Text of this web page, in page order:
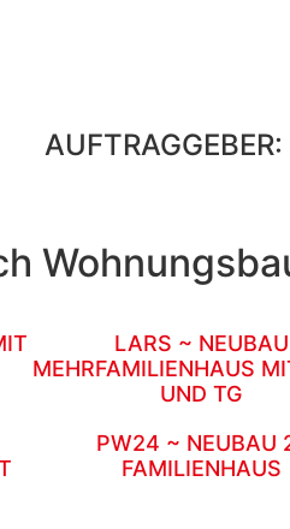
LARS ~ NEUBAU
MEHRFAMILIENHAUS
UND TG
PW24 ~ NEUBAU
FAMILIENHAUS